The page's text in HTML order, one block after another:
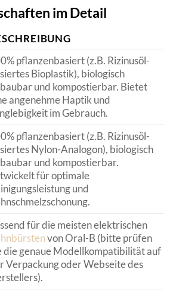
im Detail
pflanzenbasiert (z.B. Rizinusöl-
Bioplastik), biologisch
und kompostierbar. Bietet
angenehme Haptik und
im Gebrauch.
pflanzenbasiert (z.B. Rizinusöl-
Nylon-Analogon), biologisch
und kompostierbar.
für optimale
und
für die meisten elektrischen
von Oral-B (bitte prüfen
die genaue Modellkompatibilität auf
Verpackung oder Webseite des